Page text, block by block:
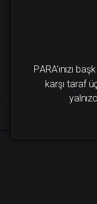
PARA'ınızı
karşı taraf